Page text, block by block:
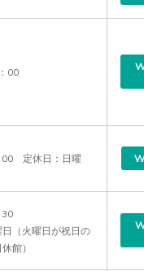
00
　定休日：日曜
30
（火曜日が祝日の
館）